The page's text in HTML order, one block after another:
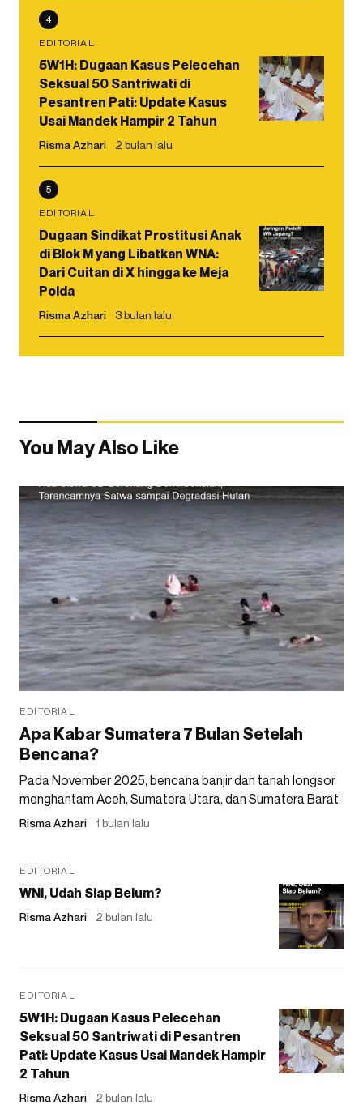
4
EDITORIAL
5W1H: Dugaan Kasus Pelecehan
Seksual 50 Santriwati di
Pesantren Pati: Update Kasus
Usai Mandek Hampir 2 Tahun
Risma Azhari 2 bulan lalu
5
EDITORIAL
Dugaan Sindikat Prostitusi Anak
di Blok M yang Libatkan WNA:
Dari Cuitan di X hingga ke Meja
Polda
Risma Azhari 3 bulan lalu
You May Also Like
EDITORIAL
Apa Kabar Sumatera 7 Bulan Setelah
Bencana?
Pada November 2025, bencana banjir dan tanah longsor
menghantam Aceh, Sumatera Utara, dan Sumatera Barat.
Risma Azhari 1 bulan lalu
EDITORIAL
WNI, Udah Siap Belum?
Risma Azhari 2 bulan lalu
EDITORIAL
5W1H: Dugaan Kasus Pelecehan
Seksual 50 Santriwati di Pesantren
Pati: Update Kasus Usai Mandek Hampir
2 Tahun
Risma Azhari 2 bulan lalu